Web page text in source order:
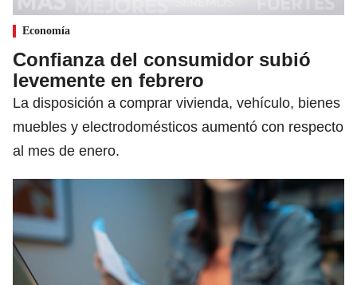
Economía
Confianza del consumidor subió
levemente en febrero
La disposición a comprar vivienda, vehículo, bienes
muebles y electrodomésticos aumentó con respecto
al mes de enero.